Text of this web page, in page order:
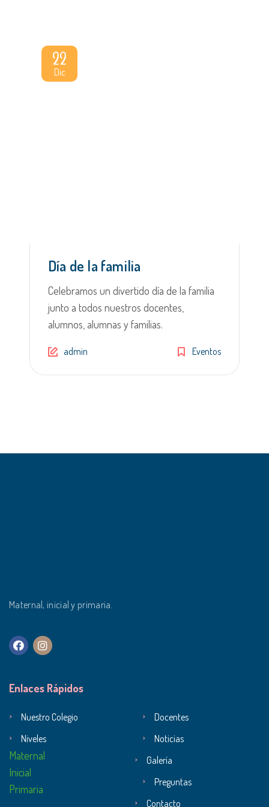
22
Dic
Día de la familia
Celebramos un divertido día de la familia
junto a todos nuestros docentes,
alumnos, alumnas y familias.
admin Eventos
Maternal, inicial y primaria.
Enlaces Rápidos
Nuestro Colegio
Docentes
Niveles
Maternal
Inicial
Primaria
Noticias
Galería
Preguntas
Contacto